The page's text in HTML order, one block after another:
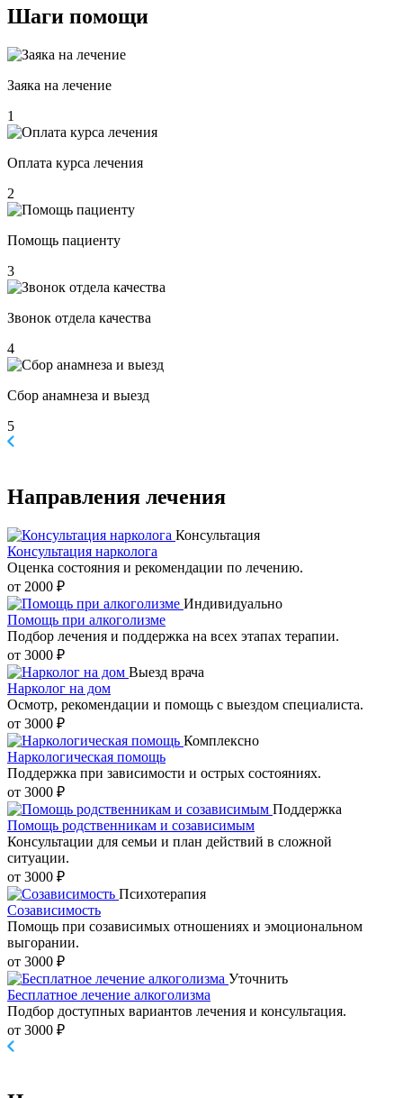
Шаги помощи
Заяка на лечение
1
Оплата курса лечения
2
Помощь пациенту
3
Звонок отдела качества
4
Сбор анамнеза и выезд
5
Направления лечения
Консультация
Консультация нарколога
Оценка состояния и рекомендации по лечению.
от 2000 ₽
Индивидуально
Помощь при алкоголизме
Подбор лечения и поддержка на всех этапах терапии.
от 3000 ₽
Выезд врача
Нарколог на дом
Осмотр, рекомендации и помощь с выездом специалиста.
от 3000 ₽
Комплексно
Наркологическая помощь
Поддержка при зависимости и острых состояниях.
от 3000 ₽
Поддержка
Помощь родственникам и созависимым
Консультации для семьи и план действий в сложной
ситуации.
от 3000 ₽
Психотерапия
Созависимость
Помощь при созависимых отношениях и эмоциональном
выгорании.
от 3000 ₽
Уточнить
Бесплатное лечение алкоголизма
Подбор доступных вариантов лечения и консультация.
от 3000 ₽